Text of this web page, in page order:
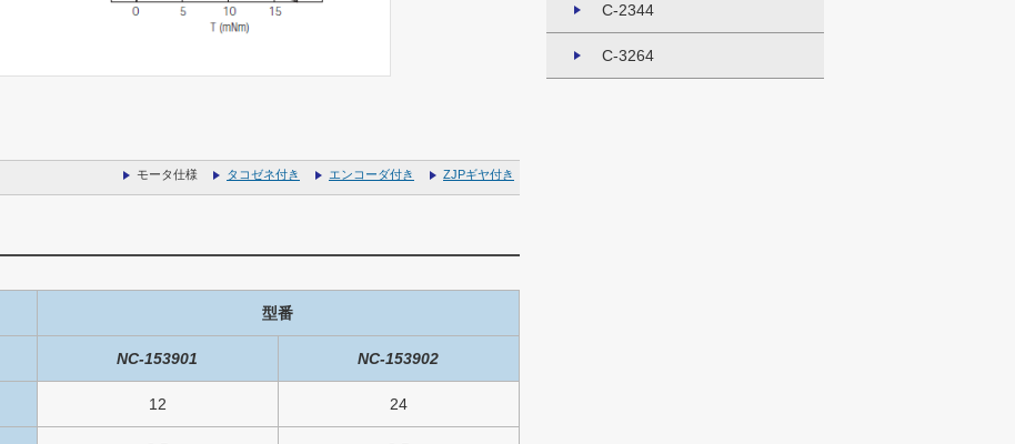
モータ仕様 タコゼネ付き エンコーダ付き ZJPギヤ付き
型番
NC-153901 NC-153902
12 24
C-2344
C-3264